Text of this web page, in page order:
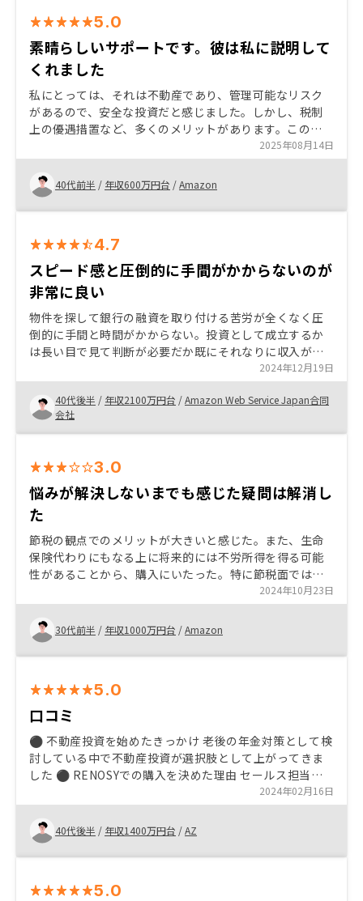
られているので、むしろ懐疑的な方こそ相談をしてみる
と良いと思います。 今のところ特にございません。
5.0
素晴らしいサポートです。彼は私に説明して
くれました
私にとっては、それは不動産であり、管理可能なリスク
があるので、安全な投資だと感じました。しかし、税制
上の優遇措置など、多くのメリットがあります。この投
資は、生命保険や投資の多様化に代わる優れた選択肢で
もあります。 特にありません。
2025年08月14日
40代前半 / 年収600万円台 /Amazon
4.7
スピード感と圧倒的に手間がかからないのが
非常に良い
物件を探して銀行の融資を取り付ける苦労が全くなく圧
倒的に手間と時間がかからない。投資として成立するか
は長い目で見て判断が必要だか既にそれなりに収入があ
る人にはやる意味は相当あると感じた。このまま次の物
件の検討に進む可能性は高い。
2024年12月19日
40代後半 / 年収2100万円台 /Amazon Web Service Japan合同
会社
3.0
悩みが解決しないまでも感じた疑問は解消し
た
節税の観点でのメリットが大きいと感じた。また、生命
保険代わりにもなる上に将来的には不労所得を得る可能
性があることから、購入にいたった。特に節税面では確
定申告時の払い戻しを減らせるという点で投資に回すこ
とを検討した。
2024年10月23日
30代前半 / 年収1000万円台 /Amazon
5.0
口コミ
⚫︎ 不動産投資を始めたきっかけ 老後の年金対策として検
討している中で不動産投資が選択肢として上がってきま
した ⚫︎ RENOSYでの購入を決めた理由 セールス担当の
方の対応がよく、具体的なシュミレーションを何度も説
明してくれた ⚫︎ ご購入を検討している方におすすめした
い理由 説明を聞いてメリットがあるなら検討したら良い
と思います
2024年02月16日
40代後半 / 年収1400万円台 /AZ
5.0